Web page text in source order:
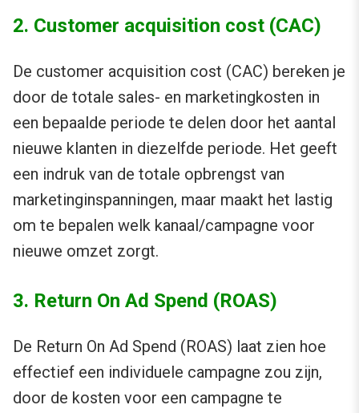
2. Customer acquisition cost (CAC)
De customer acquisition cost (CAC) bereken je
door de totale sales- en marketingkosten in
een bepaalde periode te delen door het aantal
nieuwe klanten in diezelfde periode. Het geeft
een indruk van de totale opbrengst van
marketinginspanningen, maar maakt het lastig
om te bepalen welk kanaal/campagne voor
nieuwe omzet zorgt.
3. Return On Ad Spend (ROAS)
De Return On Ad Spend (ROAS) laat zien hoe
effectief een individuele campagne zou zijn,
door de kosten voor een campagne te